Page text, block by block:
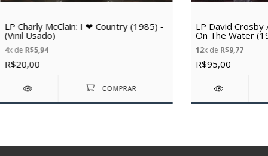
LP Charly McClain: I ❤ Country (1985) -
(Vinil Usado)
4x de R$5,94
R$20,00
LP David Crosby
On The Water
12x de R$9,77
R$95,00